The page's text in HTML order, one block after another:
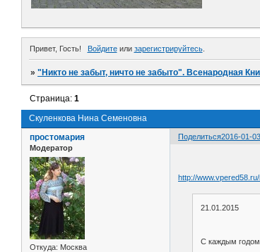
Привет, Гость! Войдитеили зарегистрируйтесь.
»"Никто не забыт, ничто не забыто". Всенародная
Скуленкова Нина Семеновна
Страница:1
Поделиться2016-01-
простомария
Модератор
Откуда: Москва
http://
21.01.2015
С каждым годом